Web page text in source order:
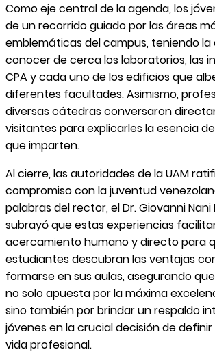
Como eje central de la agenda, los
de un recorrido guiado por las áreas
emblemáticas del campus, teniendo
conocer de cerca los laboratorios, las
CPA y cada uno de los edificios que
diferentes facultades. Asimismo,
diversas cátedras conversaron
visitantes para explicarles la esencia
que imparten.
Al cierre, las autoridades de la UAM
compromiso con la juventud
palabras del rector, el Dr. Giovanni Nani
subrayó que estas experiencias
acercamiento humano y directo para
estudiantes descubran las ventajas
formarse en sus aulas, asegurando
no solo apuesta por la máxima
sino también por brindar un respaldo
jóvenes en la crucial decisión de
vida profesional.